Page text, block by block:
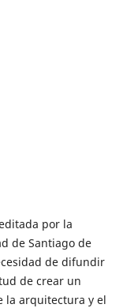
por la
de Santiago de
de difundir
de crear un
la arquitectura y el